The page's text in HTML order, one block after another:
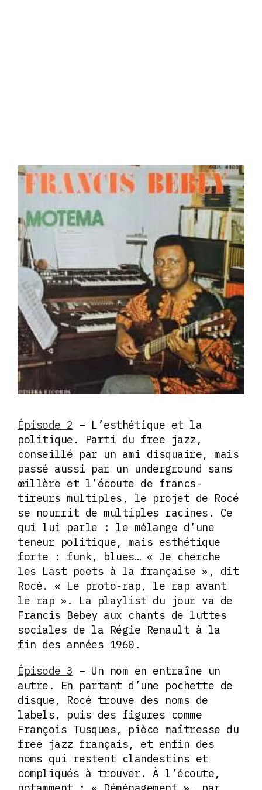
Épisode 2 – L’esthétique et la
politique. Parti du free jazz,
conseillé par un ami disquaire, mais
passé aussi par un underground sans
œillère et l’écoute de francs-
tireurs multiples, le projet de Rocé
se nourrit de multiples racines. Ce
qui lui parle : le mélange d’une
teneur politique, mais esthétique
forte : funk, blues… « Je cherche
les Last poets à la française », dit
Rocé. « Le proto-rap, le rap avant
le rap ». La playlist du jour va de
Francis Bebey aux chants de luttes
sociales de la Régie Renault à la
fin des années 1960.
Épisode 3 – Un nom en entraîne un
autre. En partant d’une pochette de
disque, Rocé trouve des noms de
labels, puis des figures comme
François Tusques, pièce maîtresse du
free jazz français, et enfin des
noms qui restent clandestins et
compliqués à trouver. À l’écoute,